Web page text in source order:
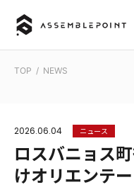
TOP / NEWS
2026.06.04 ニュース
ロスバニョス
けオリエンテ